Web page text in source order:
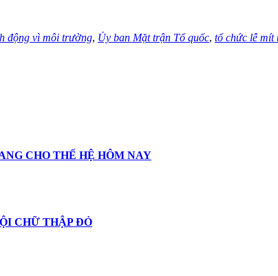
động vì môi trường, Ủy ban Mặt trận Tổ quốc, tổ chức lễ mít
CHO THẾ HỆ HÔM NAY
CHỮ THẬP ĐỎ